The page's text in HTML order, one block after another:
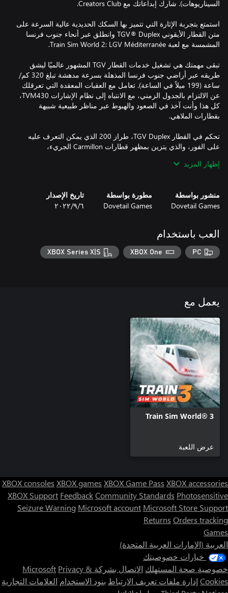
استمتع بتجربة الإثارة التي تتميز بها السكك الحديدية عالية السرعة على
متن القطار الأيقوني TGV® Duplex وانطلق عبر أنحاء جنوب فرنسا
تبقى مهمتك هي تشغيل خدمات القطار TGV المشهور عالميًا ليشق
طريقه عبر أراضي جنوب فرنسا المذهلة بسرعة مدهشة تبلغ 320 كم/
ساعة (199 ميلاً في الساعة). تعامل مع العقبات المعقدة التي تعرقلك
عن الالتزام بالجدول الزمني، مع الانتباه إلى نظام الإشارات TVM430،
كل هذا وأنت آخذ في الصعود والهبوط عبر مناظر طبيعية شبيهة
تحكم في القطار TGV Duplex، طراز 200 الذي يمكن التعرف عليه
على الفور، والذي يتزين بمظهر قطارات Carmillon الجريء،
إظهار المزيد
منشور بواسطة
Dovetail Games
مطورة بواسطة
Dovetail Games
تاريخ الإصدار
٦‏/٩‏/٢٠٢٢
العب باستخدام
PC
XBOX One
XBOX Series X|S
يعمل مع
Train Sim World® 3
عرض اللعبة
XBOX consoles XBOX games XBOX Game Pass XBOX accessories
XBOX Support FeedbackCommunity Standards Photosensitive
Seizure Warning Microsoft account Microsoft Store Support
Returns Orders tracking
Games
العربية (الإمارات العربية المتحدة)
خيارات خصوصيتك
خصوصية صحة المستهلك الاتصال بشركة Microsoft Privacy &
Cookies إدارة ملفات تعريف الارتباط بنود الاستخدام العلامات التجارية